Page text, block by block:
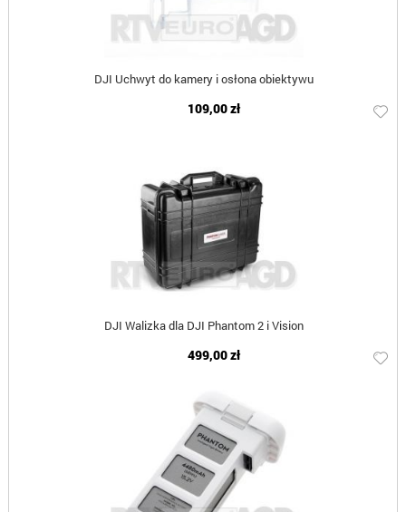
DJI Uchwyt do kamery i osłona obiektywu
109,00 zł
DJI Walizka dla DJI Phantom 2 i Vision
499,00 zł